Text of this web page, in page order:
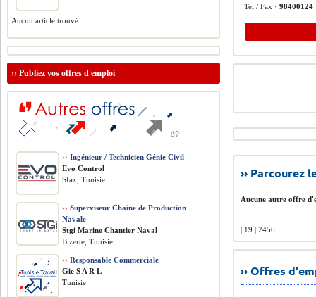
Tel / Fax ›98400124
››
Aucune autre offre
| 19 | 2456
›› Offres
Aucun article trouvé.
››Publiez vos offres d'emploi
›› Ingénieur / Technicien Génie Civil
Evo Control
Sfax, Tunisie
›› Superviseur Chaine de Production
Navale
Stgi Marine Chantier Naval
Bizerte, Tunisie
›› Responsable Commerciale
Gie S A R L
Tunisie